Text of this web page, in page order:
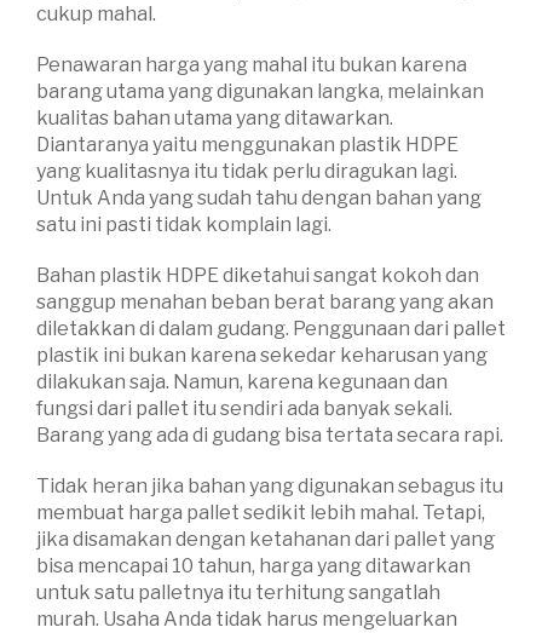
cukup mahal.
Penawaran harga yang mahal itu bukan karena
barang utama yang digunakan langka, melainkan
kualitas bahan utama yang ditawarkan.
Diantaranya yaitu menggunakan plastik HDPE
yang kualitasnya itu tidak perlu diragukan lagi.
Untuk Anda yang sudah tahu dengan bahan yang
satu ini pasti tidak komplain lagi.
Bahan plastik HDPE diketahui sangat kokoh dan
sanggup menahan beban berat barang yang akan
diletakkan di dalam gudang. Penggunaan dari pallet
plastik ini bukan karena sekedar keharusan yang
dilakukan saja. Namun, karena kegunaan dan
fungsi dari pallet itu sendiri ada banyak sekali.
Barang yang ada di gudang bisa tertata secara rapi.
Tidak heran jika bahan yang digunakan sebagus itu
membuat harga pallet sedikit lebih mahal. Tetapi,
jika disamakan dengan ketahanan dari pallet yang
bisa mencapai 10 tahun, harga yang ditawarkan
untuk satu palletnya itu terhitung sangatlah
murah. Usaha Anda tidak harus mengeluarkan